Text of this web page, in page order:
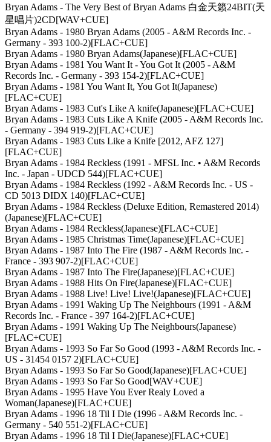
Bryan Adams - The Very Best of Bryan Adams 白金天籁24BIT(天
星唱片)2CD[WAV+CUE]
Bryan Adams - 1980 Bryan Adams (2005 - A&M Records Inc. -
Germany - 393 100-2)[FLAC+CUE]
Bryan Adams - 1980 Bryan Adams(Japanese)[FLAC+CUE]
Bryan Adams - 1981 You Want It - You Got It (2005 - A&M
Records Inc. - Germany - 393 154-2)[FLAC+CUE]
Bryan Adams - 1981 You Want It, You Got It(Japanese)
[FLAC+CUE]
Bryan Adams - 1983 Cut's Like A knife(Japanese)[FLAC+CUE]
Bryan Adams - 1983 Cuts Like A Knife (2005 - A&M Records Inc.
- Germany - 394 919-2)[FLAC+CUE]
Bryan Adams - 1983 Cuts Like a Knife [2012, AFZ 127]
[FLAC+CUE]
Bryan Adams - 1984 Reckless (1991 - MFSL Inc. • A&M Records
Inc. - Japan - UDCD 544)[FLAC+CUE]
Bryan Adams - 1984 Reckless (1992 - A&M Records Inc. - US -
CD 5013 DIDX 140)[FLAC+CUE]
Bryan Adams - 1984 Reckless (Deluxe Edition, Remastered 2014)
(Japanese)[FLAC+CUE]
Bryan Adams - 1984 Reckless(Japanese)[FLAC+CUE]
Bryan Adams - 1985 Christmas Time(Japanese)[FLAC+CUE]
Bryan Adams - 1987 Into The Fire (1987 - A&M Records Inc. -
France - 393 907-2)[FLAC+CUE]
Bryan Adams - 1987 Into The Fire(Japanese)[FLAC+CUE]
Bryan Adams - 1988 Hits On Fire(Japanese)[FLAC+CUE]
Bryan Adams - 1988 Live! Live! Live!(Japanese)[FLAC+CUE]
Bryan Adams - 1991 Waking Up The Neighbours (1991 - A&M
Records Inc. - France - 397 164-2)[FLAC+CUE]
Bryan Adams - 1991 Waking Up The Neighbours(Japanese)
[FLAC+CUE]
Bryan Adams - 1993 So Far So Good (1993 - A&M Records Inc. -
US - 31454 0157 2)[FLAC+CUE]
Bryan Adams - 1993 So Far So Good(Japanese)[FLAC+CUE]
Bryan Adams - 1993 So Far So Good[WAV+CUE]
Bryan Adams - 1995 Have You Ever Realy Loved a
Woman(Japanese)[FLAC+CUE]
Bryan Adams - 1996 18 Til I Die (1996 - A&M Records Inc. -
Germany - 540 551-2)[FLAC+CUE]
Bryan Adams - 1996 18 Til I Die(Japanese)[FLAC+CUE]